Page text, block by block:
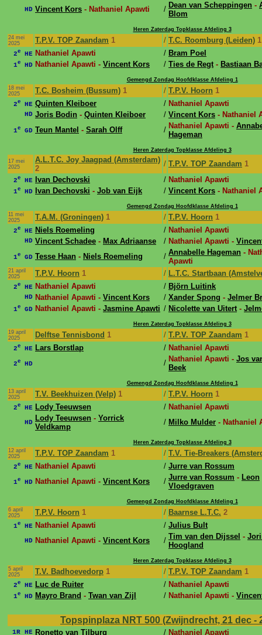
HD Vincent Kors - Nathaniel Apawti / Dean van Scheppingen -
Blom
Heren Zaterdag Topklasse Afdeling 3
24 mei
2025
T.P.V. TOP Zaandam 1 / T.C. Roomburg (Leiden) 1
2e HE Nathaniel Apawti / Bram Poel
1e HD Nathaniel Apawti - Vincent Kors / Ties de Regt- Bastiaan
Gemengd Zondag Hoofdklasse Afdeling 1
18 mei
2025
T.C. Bosheim (Bussum) 1 / T.P.V. Hoorn 1
2e HE Quinten Kleiboer / Nathaniel Apawti
HD Joris Bodin - Quinten Kleiboer / Vincent Kors - Nathaniel
1e GD Teun Mantel - Sarah Olff / Nathaniel Apawti -
Hageman
Heren Zaterdag Topklasse Afdeling 3
17 mei
2025
A.L.T.C. Joy Jaagpad (Amsterdam)
2
/ T.P.V. TOP Zaandam 1
2e HE Ivan Dechovski / Nathaniel Apawti
1e HD Ivan Dechovski - Job van Eijk / Vincent Kors - Nathaniel
Gemengd Zondag Hoofdklasse Afdeling 1
11 mei
2025
T.A.M. (Groningen) 1 / T.P.V. Hoorn 1
2e HE Niels Roemeling / Nathaniel Apawti
HD Vincent Schadee - Max Adriaanse / Nathaniel Apawti -
1e GD Tesse Haan - Niels Roemeling / Annabelle Hageman -
Apawti
21 april
2025
T.P.V. Hoorn 1 / L.T.C. Startbaan
2e HE Nathaniel Apawti / Björn Luitink
HD Nathaniel Apawti - Vincent Kors / Xander Spong - Jelmer
1e GD Nathaniel Apawti - Jasmine Apawti / Nicolette van Uitert-
Heren Zaterdag Topklasse Afdeling 3
19 april
2025
Delftse Tennisbond 1 / T.P.V. TOP Zaandam 1
2e HE Lars Borstlap / Nathaniel Apawti
2e HD / Nathaniel Apawti - Jos
Beek
Gemengd Zondag Hoofdklasse Afdeling 1
13 april
2025
T.V. Beekhuizen (Velp) 1 / T.P.V. Hoorn 1
2e HE Lody Teeuwsen / Nathaniel Apawti
HD Lody Teeuwsen - Yorrick
Veldkamp
/ Milko Mulder - Nathaniel
Heren Zaterdag Topklasse Afdeling 3
12 april
2025
T.P.V. TOP Zaandam 1 / T.V. Tie-Breakers
2e HE Nathaniel Apawti / Jurre van Rossum
1e HD Nathaniel Apawti - Vincent Kors / Jurre van Rossum - Leon
Vloedgraven
Gemengd Zondag Hoofdklasse Afdeling 1
6 april
2025
T.P.V. Hoorn 1 / Baarnse L.T.C. 2
1e HE Nathaniel Apawti / Julius Bult
HD Nathaniel Apawti - Vincent Kors / Tim van den Dijssel -
Hoogland
Heren Zaterdag Topklasse Afdeling 3
5 april
2025
T.V. Badhoevedorp 1 / T.P.V. TOP Zaandam 1
2e HE Luc de Ruiter / Nathaniel Apawti
1e HD Mayro Brand - Twan van Zijl / Nathaniel Apawti -
Topspinplaza NRT 500 (Zwijndrecht, 21 dec -
1R HE Ronetto van Tilburg / Nathaniel Apawti